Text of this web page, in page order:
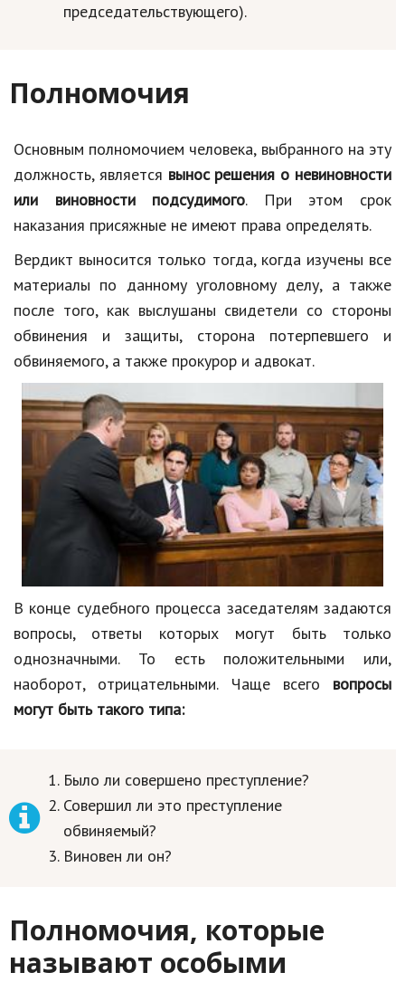
председательствующего).
Полномочия
Основным полномочием человека, выбранного на эту
должность, является вынос решения о невиновности
или виновности подсудимого. При этом срок
наказания присяжные не имеют права определять.
Вердикт выносится только тогда, когда изучены все
материалы по данному уголовному делу, а также
после того, как выслушаны свидетели со стороны
обвинения и защиты, сторона потерпевшего и
обвиняемого, а также прокурор и адвокат.
В конце судебного процесса заседателям задаются
вопросы, ответы которых могут быть только
однозначными. То есть положительными или,
наоборот, отрицательными. Чаще всего вопросы
могут быть такого типа:
Было ли совершено преступление?
Совершил ли это преступление
обвиняемый?
Виновен ли он?
Полномочия, которые
называют особыми